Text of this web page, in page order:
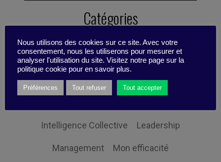
Catégories
Changement Digital
Economie et société Globalisation
Intelligence Collective Leadership
Management Mon efficacité
Nous utilisons des cookies sur ce site. Avec votre
consentement, nous les utiliserons pour mesurer et
analyser l'utilisation du site. Visitez notre page sur la
politique cookie pour en savoir plus.
Préférences Tout refuser Tout accepter